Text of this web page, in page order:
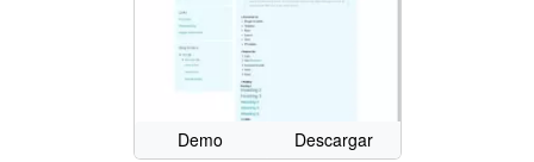
Demo Descargar